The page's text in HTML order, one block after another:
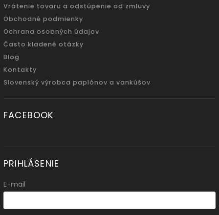
Vrátenie tovaru a odstúpenie od zmluvy
Obchodné podmienky
Ochrana osobných údajov
Často kladené otázky
Blog
Kontakty
Slovenský výrobca paplónov a vankúšov
FACEBOOK
PRIHLÁSENIE
E-mail